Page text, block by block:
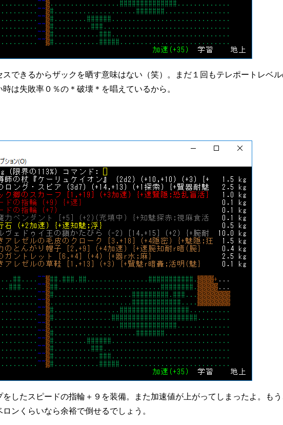
スできるからザックを晒す意味はない（笑）。まだ１回もテレポートレベ
は失敗率０％の＊破壊＊を唱えているから。
をしたスピードの指輪＋９を装備。また加速値が上がってしまったよ。も
ンくらいなら余裕で倒せるでしょう。